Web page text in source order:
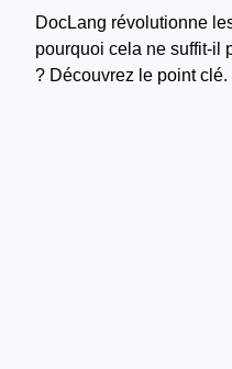
DocLang révolutionne
pourquoi cela ne suffit-il
? Découvrez le point clé.